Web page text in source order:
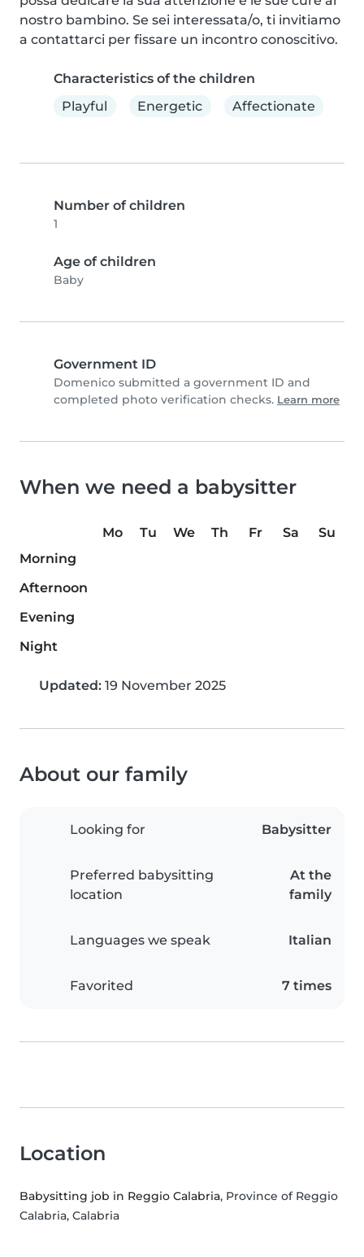
nostro bambino. Se sei interessata/o, ti invitiamo
a contattarci per fissare un incontro conoscitivo.
Characteristics of the children
Playful
Energetic Affectionate
Number of children
1
Age of children
Baby
Government ID
Domenico submitted a government ID and
completed photo verification checks. Learn more
When we need a babysitter
Mo Tu We Th Fr Sa
Su
Morning
Afternoon
Evening
Night
Updated: 19 November 2025
About our family
Looking for Babysitter
Preferred babysitting
location
At the
family
Languages we speak Italian
Favorited 7 times
Location
Babysitting job in Reggio Calabria, Province of Reggio
Calabria, Calabria